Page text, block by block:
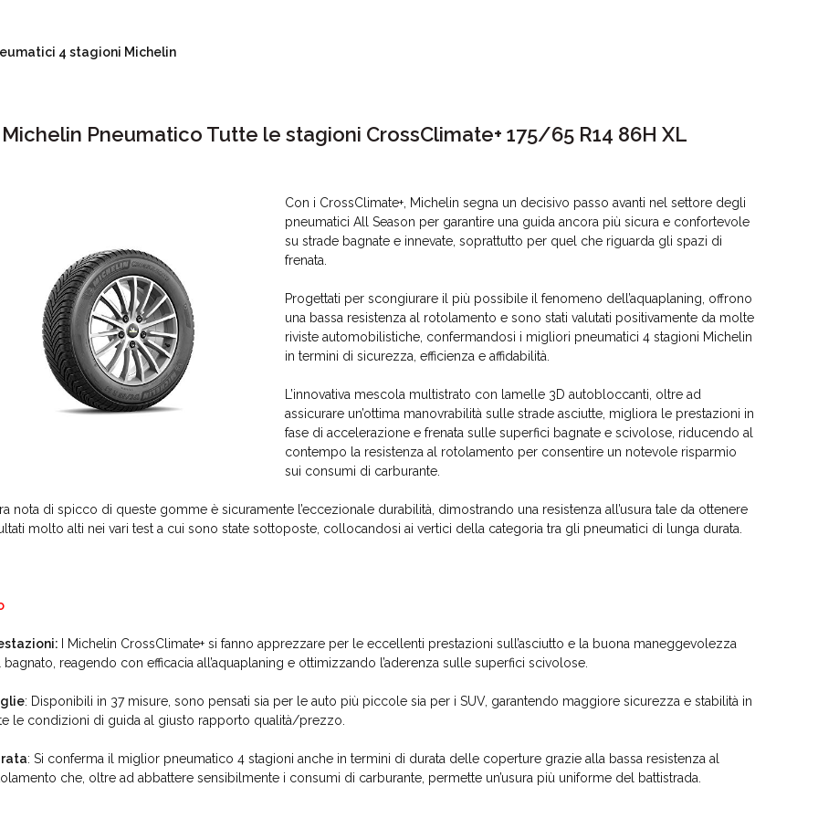
4 stagioni Michelin
Michelin Pneumatico Tutte le stagioni CrossClimate+ 175/65 R14 86H XL
Con i CrossClimate+, Michelin segna un decisivo passo avanti nel settore degli
pneumatici All Season per garantire una guida ancora più sicura e confortevole
su strade bagnate e innevate, soprattutto per quel che riguarda gli spazi di
frenata.
Progettati per scongiurare il più possibile il fenomeno dell’aquaplaning, offrono
una bassa resistenza al rotolamento e sono stati valutati positivamente da molte
riviste automobilistiche, confermandosi i migliori pneumatici 4 stagioni Michelin
in termini di sicurezza, efficienza e affidabilità.
L’innovativa mescola multistrato con lamelle 3D autobloccanti, oltre ad
assicurare un’ottima manovrabilità sulle strade asciutte, migliora le prestazioni in
fase di accelerazione e frenata sulle superfici bagnate e scivolose, riducendo al
contempo la resistenza al rotolamento per consentire un notevole risparmio
sui consumi di carburante.
nota di spicco di queste gomme è sicuramente l’eccezionale durabilità, dimostrando una resistenza all’usura tale da ottenere
molto alti nei vari test a cui sono state sottoposte, collocandosi ai vertici della categoria tra gli pneumatici di lunga durata.
I Michelin CrossClimate+ si fanno apprezzare per le eccellenti prestazioni sull’asciutto e la buona maneggevolezza
bagnato, reagendo con efficacia all’aquaplaning e ottimizzando l’aderenza sulle superfici scivolose.
: Disponibili in 37 misure, sono pensati sia per le auto più piccole sia per i SUV, garantendo maggiore sicurezza e stabilità in
le condizioni di guida al giusto rapporto qualità/prezzo.
: Si conferma il miglior pneumatico 4 stagioni anche in termini di durata delle coperture grazie alla bassa resistenza al
che, oltre ad abbattere sensibilmente i consumi di carburante, permette un’usura più uniforme del battistrada.